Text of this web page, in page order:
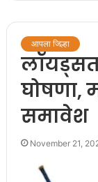
आपला जिल्हा
घोषणा,
समावेश
November 21,